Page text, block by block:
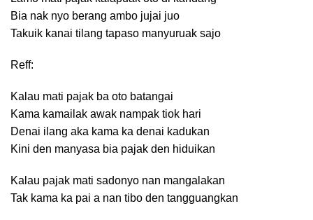
Bia nak nyo berang ambo jujai juo
Takuik kanai tilang tapaso manyuruak sajo
Reff:
Kalau mati pajak ba oto batangai
Kama kamailak awak nampak tiok hari
Denai ilang aka kama ka denai kadukan
Kini den manyasa bia pajak den hiduikan
Kalau pajak mati sadonyo nan mangalakan
Tak kama ka pai a nan tibo den tangguangkan